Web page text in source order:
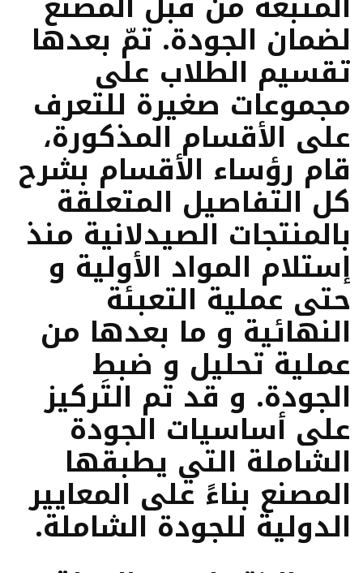
لضمان الجودة. تمّ بعدها
تقسيم الطلاب على
مجموعات صغيرة للتعرف
على الأقسام المذكورة،
قام رؤساء الأقسام بشرح
كل التفاصيل المتعلقة
بالمنتجات الصيدلانية منذ
إستلام المواد الأولية و
حتى عملية التعبئة
النهائية و ما بعدها من
عملية تحليل و ضبط
الجودة. و قد تم التَركيز
على أساسيات الجودة
الشاملة التي يطبقها
المصنع بناءً على المعايير
الدولية للجودة الشاملة.